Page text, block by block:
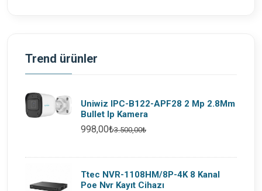
Trend ürünler
Uniwiz IPC-B122-APF28 2 Mp 2.8Mm
Bullet Ip Kamera
998,00₺3.500,00₺
Ttec NVR-1108HM/8P-4K 8 Kanal
Poe Nvr Kayıt Cihazı